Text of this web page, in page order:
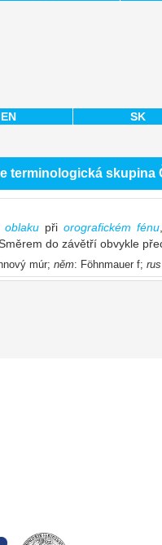
EN SK
terminologická
oblakupřiorografickém fénu
do závětří obvykle
múr; něm: Föhnmauer f; rus